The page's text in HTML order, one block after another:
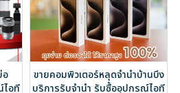
อ
ไอที
ขายคอมพิวเตอร์หลุดจำนำบ้านบึง
บริการรับจำนำ รับซื้ออุปกรณ์ไอที